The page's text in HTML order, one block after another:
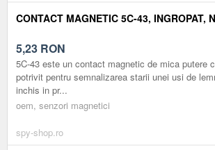
CONTACT MAGNETIC 5C-43, INGROPAT,
5,23 RON
5C-43 este un contact magnetic de mica putere
potrivit pentru semnalizarea starii unei usi de
inchis in pr...
oem, senzori magnetici
spy-shop.ro